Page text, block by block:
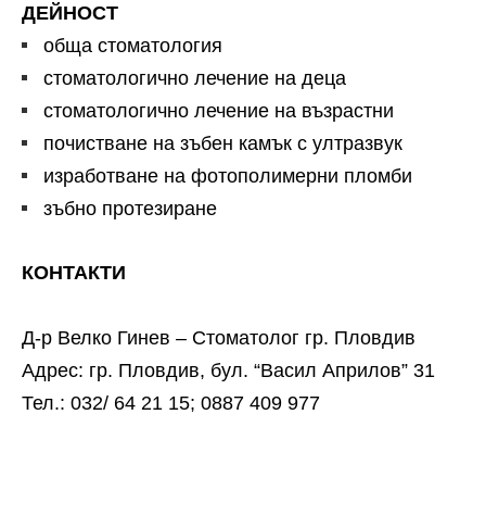
ДЕЙНОСТ
обща стоматология
стоматологично лечение на деца
стоматологично лечение на възрастни
почистване на зъбен камък с ултразвук
изработване на фотополимерни пломби
зъбно протезиране
КОНТАКТИ
Д-р Велко Гинев – Стоматолог гр. Пловдив
Адрес: гр. Пловдив, бул. “Васил Априлов” 31
Тел.: 032/ 64 21 15; 0887 409 977